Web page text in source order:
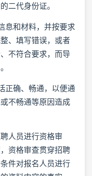
二代身份证。
息和材料，并按要求
、填写错误，或者
不符合要求，而导
正确、畅通，以便通
不畅通等原因造成
人员进行资格审
资格审查贯穿招聘
件对报名人员进行